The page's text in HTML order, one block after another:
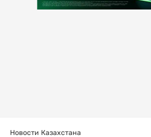
Новости Казахстана